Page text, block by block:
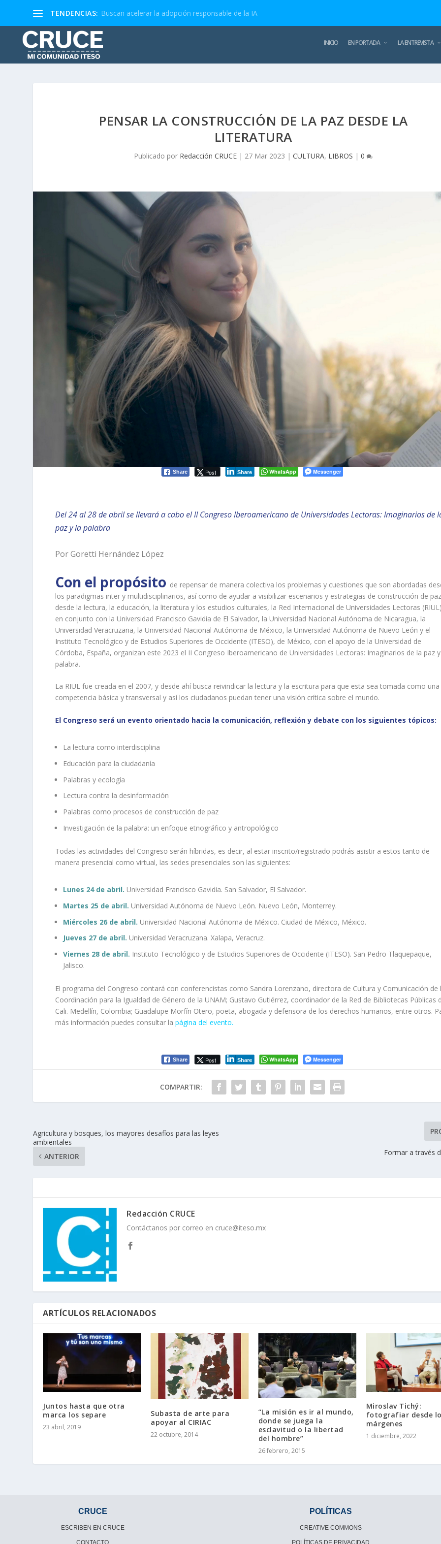
TENDENCIAS: Buscan acelerar la adopción responsable de la IA
INICIO EN PORTADA LA ENTREVISTA
PENSAR LA CONSTRUCCIÓN DE LA PAZ DESDE LA
LITERATURA
Publicado por Redacción CRUCE | 27 Mar 2023 |CULTURA, LIBROS |0
Share Post Share WhatsApp Messenger
Del 24 al 28 de abril se llevará a cabo el II Congreso Iberoamericano de Universidades Lectoras: Imaginarios de
paz y la palabra
Por Goretti Hernández López
Con el propósito de repensar de manera colectiva los problemas y cuestiones que son abordadas
los paradigmas inter y multidisciplinarios, así como de ayudar a visibilizar escenarios y estrategias de construcción de paz
desde la lectura, la educación, la literatura y los estudios culturales, la Red Internacional de Universidades Lectoras (RIUL)
en conjunto con la Universidad Francisco Gavidia de El Salvador, la Universidad Nacional Autónoma de Nicaragua, la
Universidad Veracruzana, la Universidad Nacional Autónoma de México, la Universidad Autónoma de Nuevo León y el
Instituto Tecnológico y de Estudios Superiores de Occidente (ITESO), de México, con el apoyo de la Universidad de
Córdoba, España, organizan este 2023 el II Congreso Iberoamericano de Universidades Lectoras: Imaginarios de la paz
palabra.
La RIUL fue creada en el 2007, y desde ahí busca reivindicar la lectura y la escritura para que esta sea tomada como una
competencia básica y transversal y así los ciudadanos puedan tener una visión crítica sobre el mundo.
El Congreso será un evento orientado hacia la comunicación, reflexión y debate con los siguientes tópicos:
La lectura como interdisciplina
Educación para la ciudadanía
Palabras y ecología
Lectura contra la desinformación
Palabras como procesos de construcción de paz
Investigación de la palabra: un enfoque etnográfico y antropológico
Todas las actividades del Congreso serán híbridas, es decir, al estar inscrito/registrado podrás asistir a estos tanto de
manera presencial como virtual, las sedes presenciales son las siguientes:
Lunes 24 de abril. Universidad Francisco Gavidia. San Salvador, El Salvador.
Martes 25 de abril. Universidad Autónoma de Nuevo León. Nuevo León, Monterrey.
Miércoles 26 de abril. Universidad Nacional Autónoma de México. Ciudad de México, México.
Jueves 27 de abril. Universidad Veracruzana. Xalapa, Veracruz.
Viernes 28 de abril. Instituto Tecnológico y de Estudios Superiores de Occidente (ITESO). San Pedro Tlaquepaque,
Jalisco.
El programa del Congreso contará con conferencistas como Sandra Lorenzano, directora de Cultura y Comunicación de
Coordinación para la Igualdad de Género de la UNAM; Gustavo Gutiérrez, coordinador de la Red de Bibliotecas Públicas
Cali. Medellín, Colombia; Guadalupe Morfín Otero, poeta, abogada y defensora de los derechos humanos, entre otros.
más información puedes consultar la página del evento.
Share Post Share WhatsApp Messenger
COMPARTIR:
Agricultura y bosques, los mayores desafíos para las leyes
ambientales
ANTERIOR
Formar a través
Redacción CRUCE
Contáctanos por correo en cruce@iteso.mx
ARTÍCULOS RELACIONADOS
Juntos hasta que otra
marca los separe
23 abril, 2019
Subasta de arte para
apoyar al CIRIAC
22 octubre, 2014
“La misión es ir al mundo,
donde se juega la
esclavitud o la libertad
del hombre”
26 febrero, 2015
Miroslav Tichý:
fotografiar desde
márgenes
1 diciembre, 2022
CRUCE
ESCRIBEN EN CRUCE
CONTACTO
POLÍTICAS
CREATIVE COMMONS
POLÍTICAS DE PRIVACIDAD